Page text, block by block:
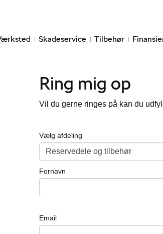
Skadeservice Tilbehør
Ring mig op
Vil du gerne ringes på kan du
Vælg afdeling
Fornavn
Email